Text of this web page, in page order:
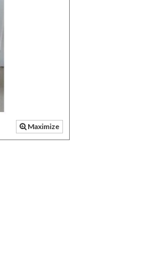
Maximize